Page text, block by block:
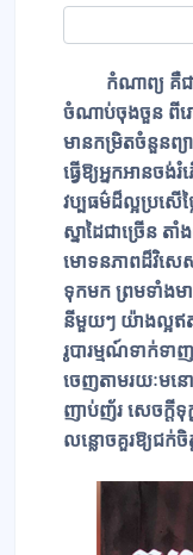
កំណាព្យ គឺជាក
ចំណាប់ចុងចួន ពីរ
មានកម្រិតចំនួនព្
ធ្វើឱ្យអ្នកអានច
វប្បធម៌ដ៏ល្អប្រសើថ្
ស្នាដៃជាច្រើន ត
មោទនភាពដ៏វិសេ
ទុកមក ព្រមទាំងម
នីមួយៗ យ៉ាងល្អឥ
រូបារម្មណ៍ទាក់ទ
ចេញតាមរយៈមន
ញាប់ញ័រ សេចក្ដីទុ
លន្លោចគួរឱ្យជក់ចិ